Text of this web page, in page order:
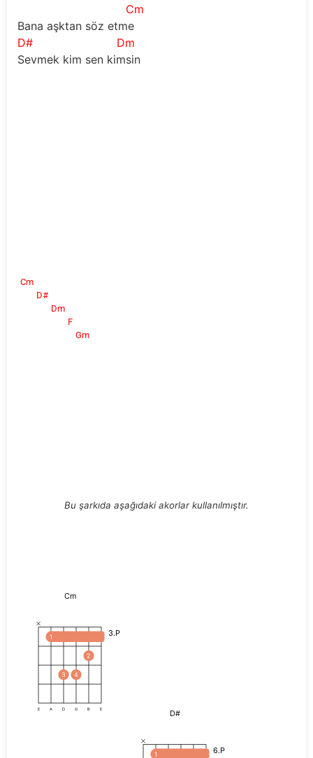
Cm
Bana aşktan söz etme
D#
Dm
Sevmek kim sen kimsin
Cm
D#
Dm
F
Gm
Bu şarkıda aşağıdaki akorlar kullanılmıştır.
Cm
3.P
1
3 4
2
E A D G B E D#
6.P
1